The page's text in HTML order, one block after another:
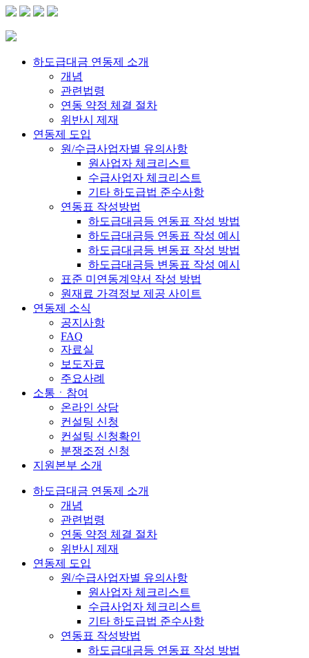
하도급대금 연동제 소개
개념
관련법령
연동 약정 체결 절차
위반시 제재
연동제 도입
원/수급사업자별 유의사항
원사업자 체크리스트
수급사업자 체크리스트
기타 하도급법 준수사항
연동표 작성방법
하도급대금등 연동표 작성 방법
하도급대금등 연동표 작성 예시
하도급대금등 변동표 작성 방법
하도급대금등 변동표 작성 예시
표준 미연동계약서 작성 방법
원재료 가격정보 제공 사이트
연동제 소식
공지사항
FAQ
자료실
보도자료
주요사례
소통ㆍ참여
온라인 상담
컨설팅 신청
컨설팅 신청확인
분쟁조정 신청
지원본부 소개
하도급대금 연동제 소개
개념
관련법령
연동 약정 체결 절차
위반시 제재
연동제 도입
원/수급사업자별 유의사항
원사업자 체크리스트
수급사업자 체크리스트
기타 하도급법 준수사항
연동표 작성방법
하도급대금등 연동표 작성 방법